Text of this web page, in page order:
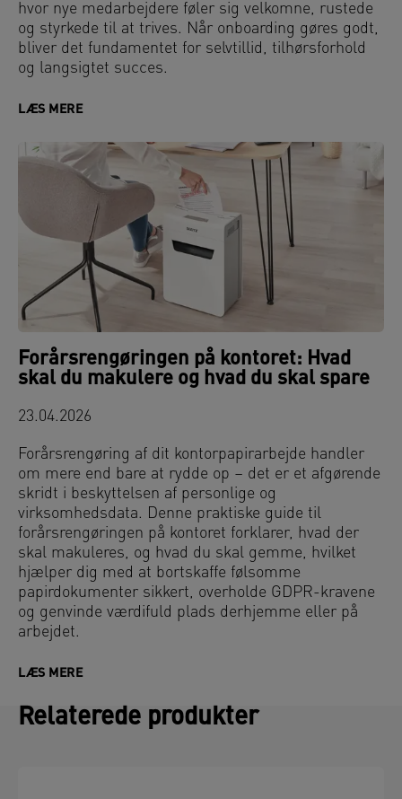
hvor nye medarbejdere føler sig velkomne, rustede
og styrkede til at trives. Når onboarding gøres godt,
bliver det fundamentet for selvtillid, tilhørsforhold
og langsigtet succes.
LÆS MERE
Forårsrengøringen på kontoret: Hvad
skal du makulere og hvad du skal spare
23.04.2026
Forårsrengøring af dit kontorpapirarbejde handler
om mere end bare at rydde op – det er et afgørende
skridt i beskyttelsen af personlige og
virksomhedsdata. Denne praktiske guide til
forårsrengøringen på kontoret forklarer, hvad der
skal makuleres, og hvad du skal gemme, hvilket
hjælper dig med at bortskaffe følsomme
papirdokumenter sikkert, overholde GDPR-kravene
og genvinde værdifuld plads derhjemme eller på
arbejdet.
LÆS MERE
Relaterede produkter